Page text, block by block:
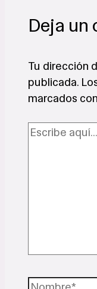
Deja
Tu dirección
publicada.
marcados
Escribe
Nombre*